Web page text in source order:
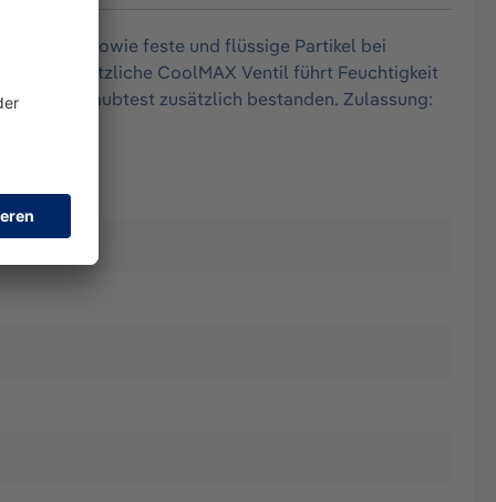
sowie feste und flüssige Partikel bei
Das zusätzliche CoolMAX Ventil führt Feuchtigkeit
Dolomitstaubtest zusätzlich bestanden. Zulassung: